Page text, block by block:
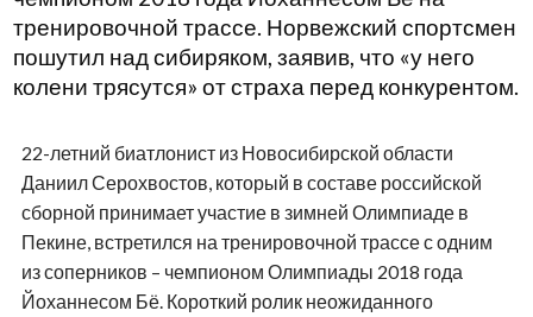
тренировочной трассе. Норвежский спортсмен
пошутил над сибиряком, заявив, что «у него
колени трясутся» от страха перед конкурентом.
22-летний биатлонист из Новосибирской области
Даниил Серохвостов, который в составе российской
сборной принимает участие в зимней Олимпиаде в
Пекине, встретился на тренировочной трассе с одним
из соперников – чемпионом Олимпиады 2018 года
Йоханнесом Бё. Короткий ролик неожиданного